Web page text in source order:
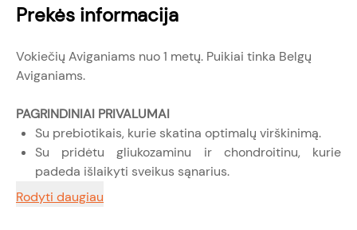
Prekės informacija
Vokiečių Aviganiams nuo 1 metų. Puikiai tinka Belgų
Aviganiams.
PAGRINDINIAI PRIVALUMAI
Su prebiotikais, kurie skatina optimalų virškinimą.
Su pridėtu gliukozaminu ir chondroitinu, kurie
padeda išlaikyti sveikus sąnarius.
Rodyti daugiau